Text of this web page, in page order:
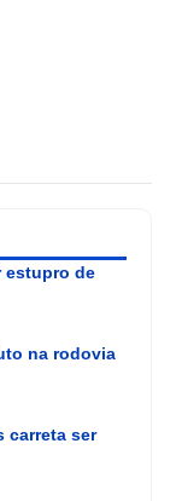
estupro de
na rodovia
carreta ser